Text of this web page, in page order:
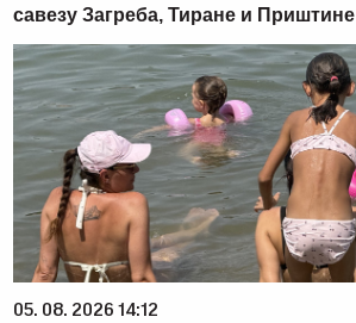
савезу Загреба, Тиране и Приштине
05. 08. 2026 14:12